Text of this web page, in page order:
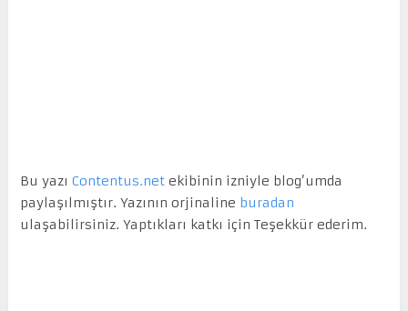
Bu yazı Contentus.netekibinin izniyle blog’umda
paylaşılmıştır. Yazının orjinaline buradan
ulaşabilirsiniz. Yaptıkları katkı için Teşekkür ederim.